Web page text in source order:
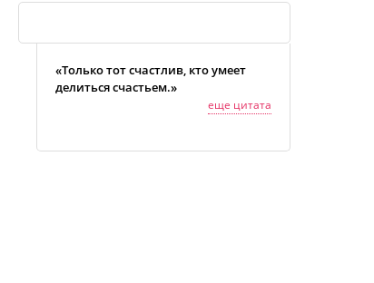
«Только тот счастлив, кто умеет
делиться счастьем.»
еще цитата